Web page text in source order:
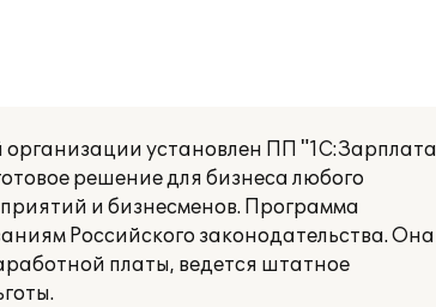
организации установлен ПП "1С:Зарплата
решение для бизнеса любого
и бизнесменов. Программа
Российского законодательства. Она
платы, ведется штатное